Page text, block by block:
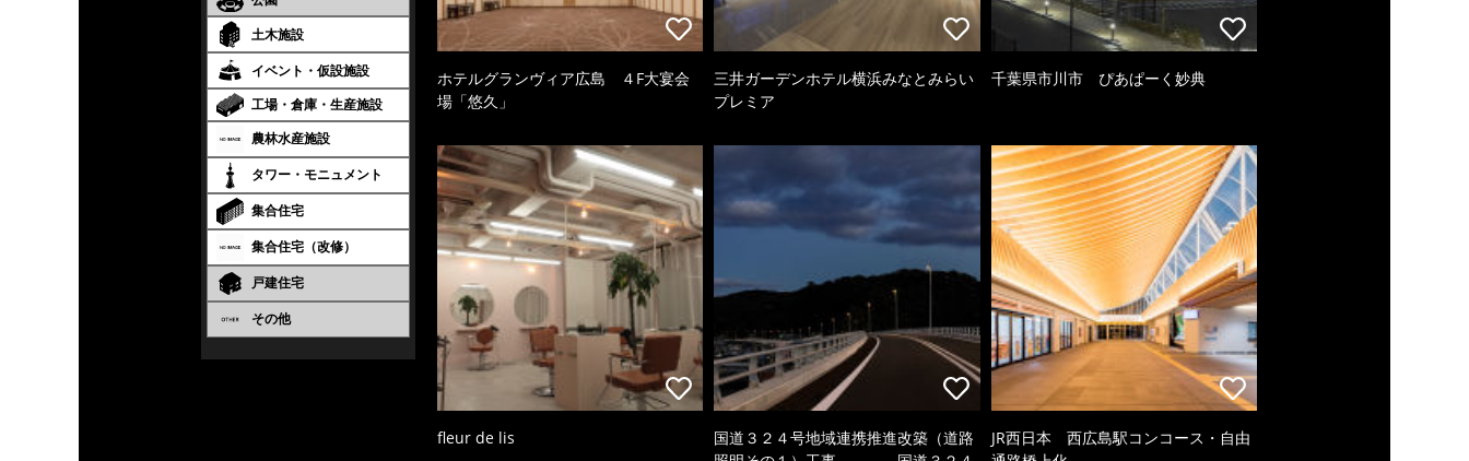
土木施設
イベント・仮設施設
工場・倉庫・生産施設
農林水産施設
タワー・モニュメント
集合住宅
集合住宅（改修）
戸建住宅
その他
ホテルグランヴィア広島 ４F大宴会
場「悠久」
三井ガーデンホテル横浜みなとみらい
プレミア
千葉県市川市 ぴあぱーく妙典
fleur de lis
国道３２４号地域連携推進改築（道路
JR西日本 西広島駅コンコース・自由